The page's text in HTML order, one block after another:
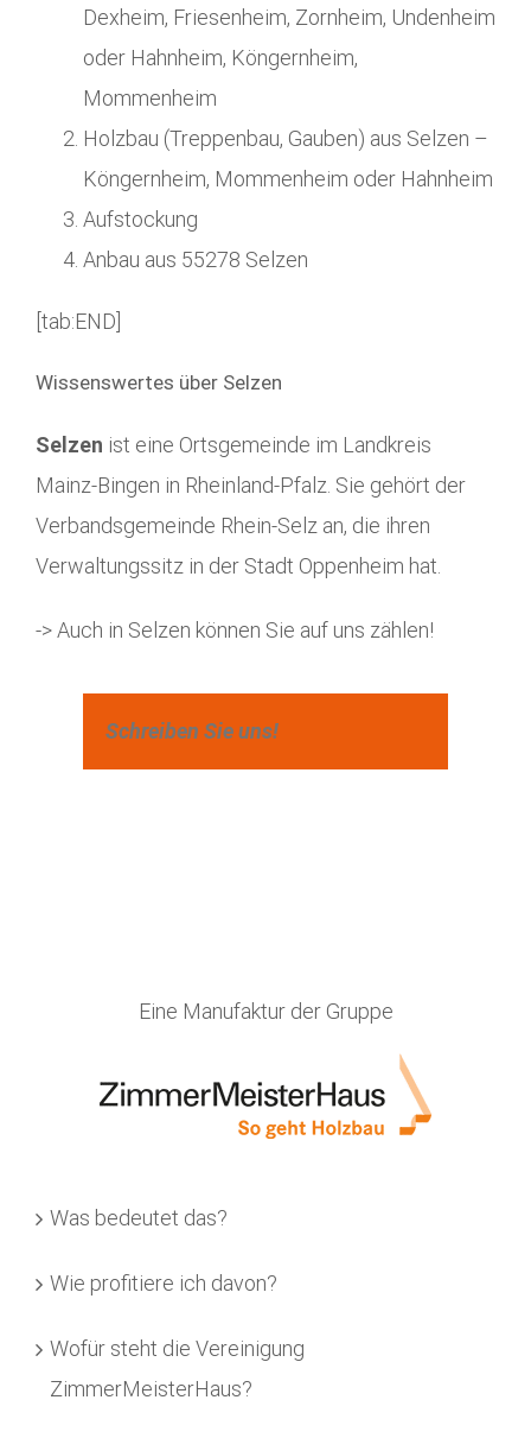
Dexheim, Friesenheim, Zornheim, Undenheim
oder Hahnheim, Köngernheim,
Mommenheim
Holzbau (Treppenbau, Gauben) aus Selzen –
Köngernheim, Mommenheim oder Hahnheim
Aufstockung
Anbau aus 55278 Selzen
[tab:END]
Wissenswertes über Selzen
Selzen ist eine Ortsgemeinde im Landkreis
Mainz-Bingen in Rheinland-Pfalz. Sie gehört der
Verbandsgemeinde Rhein-Selz an, die ihren
Verwaltungssitz in der Stadt Oppenheim hat.
-> Auch in Selzen können Sie auf uns zählen!
Schreiben Sie uns!
Eine Manufaktur der Gruppe
Was bedeutet das?
Wie profitiere ich davon?
Wofür steht die Vereinigung
ZimmerMeisterHaus?